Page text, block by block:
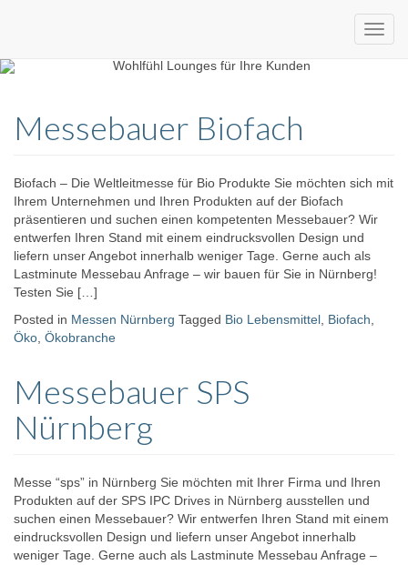
expo24seven
eventware
Messebauer Biofach
Biofach – Die Weltleitmesse für Bio Produkte Sie möchten sich mit
Ihrem Unternehmen und Ihren Produkten auf der Biofach
präsentieren und suchen einen kompetenten Messebauer? Wir
entwerfen Ihren Stand mit einem eindrucksvollen Design und
liefern unser Angebot innerhalb weniger Tage. Gerne auch als
Lastminute Messebau Anfrage – wir bauen für Sie in Nürnberg!
Testen Sie […]
Posted in Messen Nürnberg Tagged Bio Lebensmittel Biofach
Öko Ökobranche
Messebauer SPS
Nürnberg
Messe “sps” in Nürnberg Sie möchten mit Ihrer Firma und Ihren
Produkten auf der SPS IPC Drives in Nürnberg ausstellen und
suchen einen Messebauer? Wir entwerfen Ihren Stand mit einem
eindrucksvollen Design und liefern unser Angebot innerhalb
weniger Tage. Gerne auch als Lastminute Messebau Anfrage –